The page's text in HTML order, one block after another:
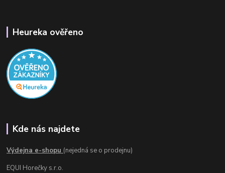
Heureka ověřeno
Kde nás najdete
Výdejna e-shopu (nejedná se o prodejnu)
EQUI Horečky s.r.o.